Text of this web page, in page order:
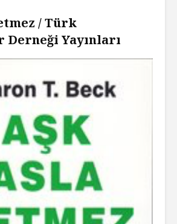
/ Türk
Yayınları